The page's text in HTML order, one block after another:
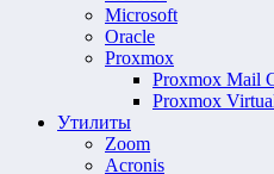
Microsoft
Oracle
Proxmox
Proxmox Mail
Proxmox
Утилиты
Zoom
Acronis